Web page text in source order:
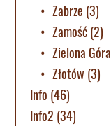
Zabrze (3)
Zamość(2)
Zielona Góra
Złotów (3)
Info (46)
Info2 (34)